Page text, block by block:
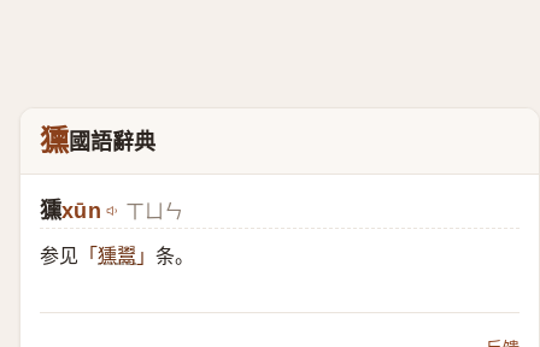
獯國語辭典
獯xūn ㄒㄩㄣ
参见 「 獯鬻 」 条。